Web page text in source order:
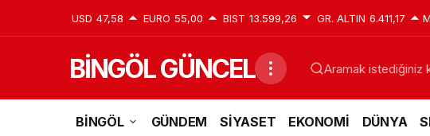
USD 47,58 EURO 55,00 BIST 13.599,26 GR. ALTIN 6.411,17
BİNGÖL GÜNCEL Aramak istediğiniz
BİNGÖL GÜNDEM SİYASET EKONOMİ DÜNYA